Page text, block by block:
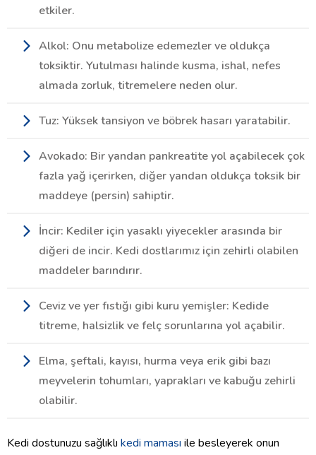
etkiler.
Alkol: Onu metabolize edemezler ve oldukça
toksiktir. Yutulması halinde kusma, ishal, nefes
almada zorluk, titremelere neden olur.
Tuz: Yüksek tansiyon ve böbrek hasarı yaratabilir.
Avokado: Bir yandan pankreatite yol açabilecek çok
fazla yağ içerirken, diğer yandan oldukça toksik bir
maddeye (persin) sahiptir.
İncir: Kediler için yasaklı yiyecekler arasında bir
diğeri de incir. Kedi dostlarımız için zehirli olabilen
maddeler barındırır.
Ceviz ve yer fıstığı gibi kuru yemişler: Kedide
titreme, halsizlik ve felç sorunlarına yol açabilir.
Elma, şeftali, kayısı, hurma veya erik gibi bazı
meyvelerin tohumları, yaprakları ve kabuğu zehirli
olabilir.
Kedi dostunuzu sağlıklı kedi maması ile besleyerek onun